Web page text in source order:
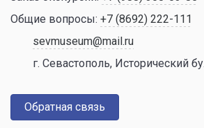
Общие вопросы: +7 (8692) 222-111
sevmuseum@mail.ru
г. Севастополь, Исторический
Обратная связь